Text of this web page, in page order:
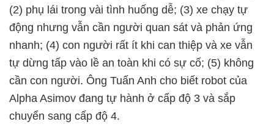
(2) phụ lái trong vài tình huống dễ; (3) xe chạy tự
động nhưng vẫn cần người quan sát và phản ứng
nhanh; (4) con người rất ít khi can thiệp và xe vẫn
tự dừng tấp vào lề an toàn khi có sự cố; (5) không
cần con người. Ông Tuấn Anh cho biết robot của
Alpha Asimov đang tự hành ở cấp độ 3 và sắp
chuyển sang cấp độ 4.